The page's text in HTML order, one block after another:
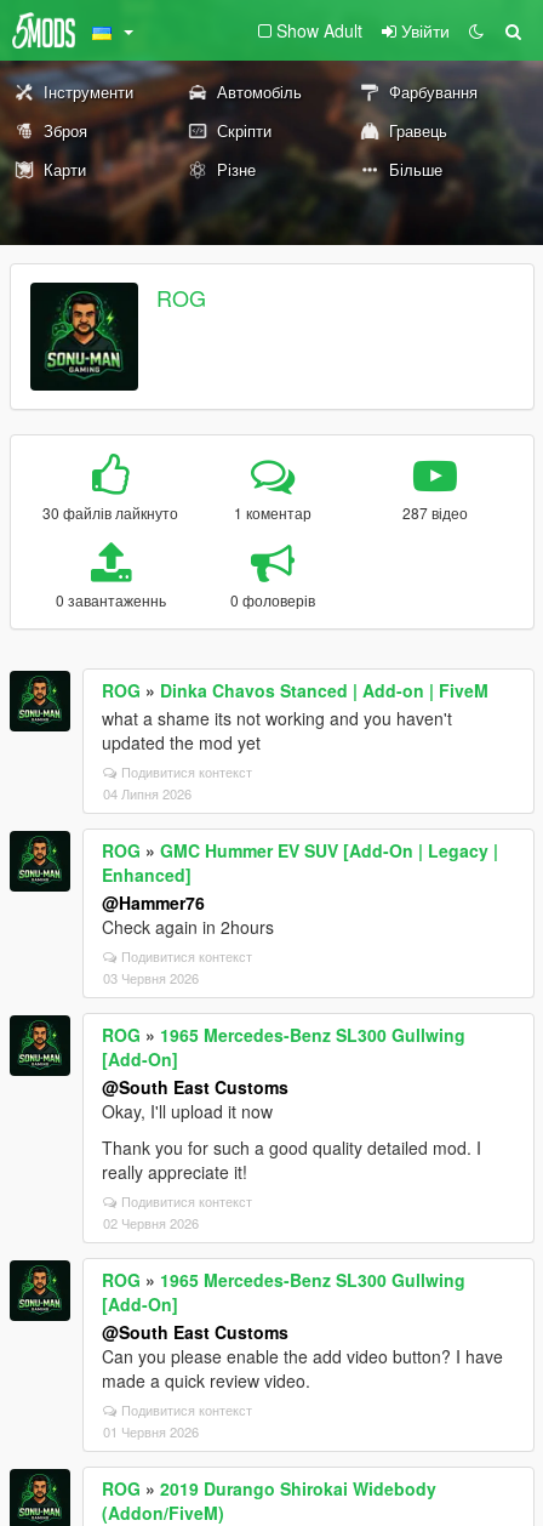
Show Adult Увійти
Інструменти Автомобіль
Фарбування
Зброя
Скріпти
Гравець
Карти
Різне Більше
ROG
30 файлів лайкнуто 1 коментар 287 відео
0 завантаженнь 0 фоловерів
ROG » Dinka Chavos Stanced | Add-on | FiveM
what a shame its not working and you haven't
updated the mod yet
Подивитися контекст
04 Липня 2026
ROG » GMC Hummer EV SUV [Add-On | Legacy |
Enhanced]
@Hammer76
Check again in 2hours
Подивитися контекст
03 Червня 2026
ROG » 1965 Mercedes-Benz SL300 Gullwing
[Add-On]
@South East Customs
Okay, I'll upload it now
Thank you for such a good quality detailed mod. I
really appreciate it!
Подивитися контекст
02 Червня 2026
ROG » 1965 Mercedes-Benz SL300 Gullwing
[Add-On]
@South East Customs
Can you please enable the add video button? I have
made a quick review video.
Подивитися контекст
01 Червня 2026
ROG » 2019 Durango Shirokai Widebody
(Addon/FiveM)